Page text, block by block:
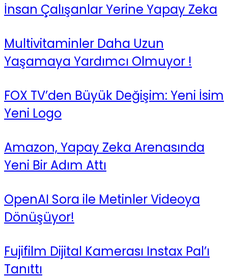
İnsan Çalışanlar Yerine Yapay Zeka
Multivitaminler Daha Uzun
Yaşamaya Yardımcı Olmuyor !
FOX TV’den Büyük Değişim: Yeni İsim
Yeni Logo
Amazon, Yapay Zeka Arenasında
Yeni Bir Adım Attı
OpenAI Sora ile Metinler Videoya
Dönüşüyor!
Fujifilm Dijital Kamerası Instax Pal’ı
Tanıttı